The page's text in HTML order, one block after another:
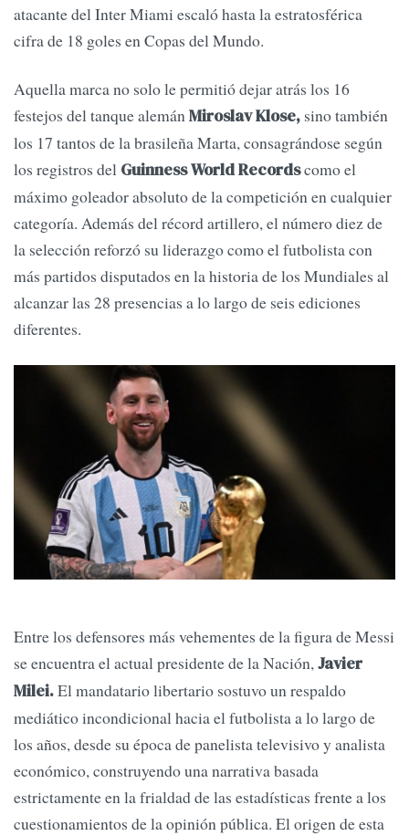
atacante del Inter Miami escaló hasta la estratosférica
cifra de 18 goles en Copas del Mundo.
Aquella marca no solo le permitió dejar atrás los 16
festejos del tanque alemánMiroslav Klose, sino también
los 17 tantos de la brasileña Marta, consagrándose según
los registros del Guinness World Recordscomo el
máximo goleador absoluto de la competición en cualquier
categoría. Además del récord artillero, el número diez de
la selección reforzó su liderazgo como el futbolista con
más partidos disputados en la historia de los Mundiales al
alcanzar las 28 presencias a lo largo de seis ediciones
diferentes.
Entre los defensores más vehementes de la figura de Messi
se encuentra el actual presidente de la Nación,Javier
Milei.El mandatario libertario sostuvo un respaldo
mediático incondicional hacia el futbolista a lo largo de
los años, desde su época de panelista televisivo y analista
económico, construyendo una narrativa basada
estrictamente en la frialdad de las estadísticas frente a los
cuestionamientos de la opinión pública. El origen de esta